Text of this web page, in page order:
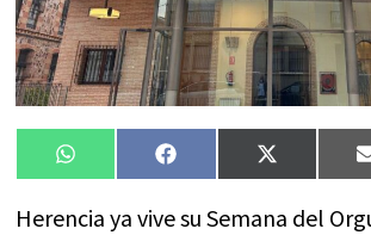
Compartir
en
WhatsAppCompartir
en
Facebook
en
X
(Twitter)
Herencia ya vive su Semana del